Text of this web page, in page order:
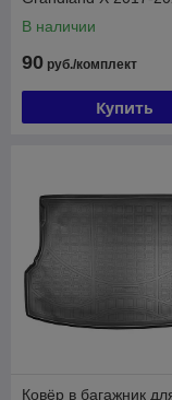
В наличии
90 руб./комплект
Купить
Ковёр в багажник